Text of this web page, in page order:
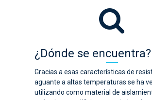
¿Dónde se encuentra?
Gracias a esas características de
aguante a altas temperaturas se ha
utilizando como material de